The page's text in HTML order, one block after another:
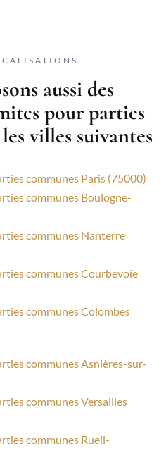
aussi des
pour parties
villes suivantes
communes Paris (75000)
communes Boulogne-
communes Nanterre
communes Courbevoie
communes Colombes
communes Asnières-sur-
communes Versailles
communes Rueil-